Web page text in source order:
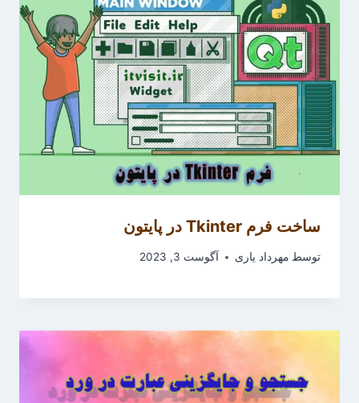
ساخت فرم Tkinter در پایتون
توسط مهرداد یاری آگوست 3, 2023